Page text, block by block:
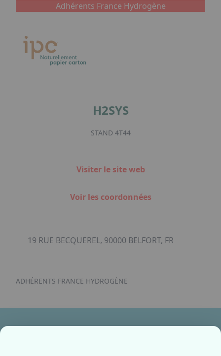
Adhérents France Hydrogène
H2SYS
STAND 4T44
Visiter le site web
Voir les coordonnées
19 RUE BECQUEREL, 90000 BELFORT, FR
ADHÉRENTS FRANCE HYDROGÈNE